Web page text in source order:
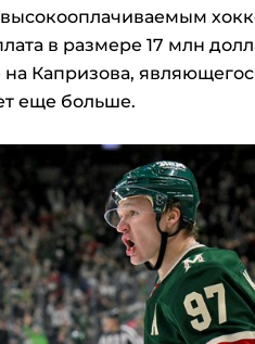
в размере 17 млн
на Капризова,
еще больше.